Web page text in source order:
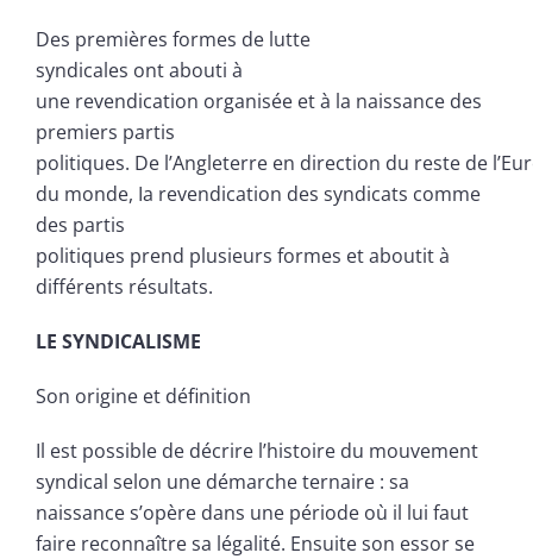
Des premières formes de lutte
syndicales ont abouti à
une revendication organisée et à la naissance des
premiers partis
politiques. De l’Angleterre en direction du reste de
du monde, Ia revendication des syndicats comme
des partis
politiques prend plusieurs formes et aboutit à
différents résultats.
LE SYNDICALISME
Son origine et définition
Il est possible de décrire l’histoire du mouvement
syndical selon une démarche ternaire : sa
naissance s’opère dans une période où il lui faut
faire reconnaître sa légalité. Ensuite son essor se